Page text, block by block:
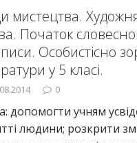
мистецтва.
Початок
Особистісно
у 5 класі.
0
допомогти учням
людини; розкрити